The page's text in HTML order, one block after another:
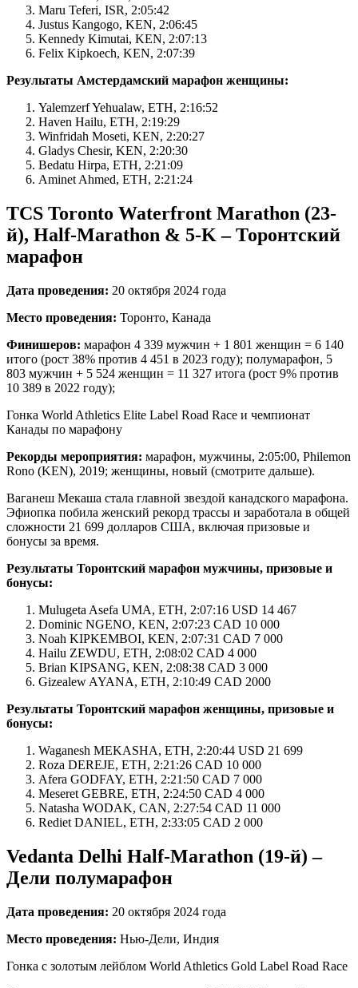
Maru Teferi, ISR, 2:05:42
Justus Kangogo, KEN, 2:06:45
Kennedy Kimutai, KEN, 2:07:13
Felix Kipkoech, KEN, 2:07:39
Результаты Амстердамский марафон женщины:
Yalemzerf Yehualaw, ETH, 2:16:52
Haven Hailu, ETH, 2:19:29
Winfridah Moseti, KEN, 2:20:27
Gladys Chesir, KEN, 2:20:30
Bedatu Hirpa, ETH, 2:21:09
Aminet Ahmed, ETH, 2:21:24
TCS Toronto Waterfront Marathon (23-
й), Half-Marathon & 5-K – Торонтский
марафон
Дата проведения: 20 октября 2024 года
Место проведения: Торонто, Канада
Финишеров: марафон 4 339 мужчин + 1 801 женщин = 6 140
итого (рост 38% против 4 451 в 2023 году); полумарафон, 5
803 мужчин + 5 524 женщин = 11 327 итога (рост 9% против
10 389 в 2022 году);
Гонка World Athletics Elite Label Road Race и чемпионат
Канады по марафону
Рекорды мероприятия: марафон, мужчины, 2:05:00, Philemon
Rono (KEN), 2019; женщины, новый (смотрите дальше).
Ваганеш Мекаша стала главной звездой канадского марафона.
Эфиопка побила женский рекорд трассы и заработала в общей
сложности 21 699 долларов США, включая призовые и
бонусы за время.
Результаты Торонтский марафон мужчины, призовые и
бонусы:
Mulugeta Asefa UMA, ETH, 2:07:16 USD 14 467
Dominic NGENO, KEN, 2:07:23 CAD 10 000
Noah KIPKEMBOI, KEN, 2:07:31 CAD 7 000
Hailu ZEWDU, ETH, 2:08:02 CAD 4 000
Brian KIPSANG, KEN, 2:08:38 CAD 3 000
Gizealew AYANA, ETH, 2:10:49 CAD 2000
Результаты Торонтский марафон женщины, призовые и
бонусы:
Waganesh MEKASHA, ETH, 2:20:44 USD 21 699
Roza DEREJE, ETH, 2:21:26 CAD 10 000
Afera GODFAY, ETH, 2:21:50 CAD 7 000
Meseret GEBRE, ETH, 2:24:50 CAD 4 000
Natasha WODAK, CAN, 2:27:54 CAD 11 000
Rediet DANIEL, ETH, 2:33:05 CAD 2 000
Vedanta Delhi Half-Marathon (19-й) –
Дели полумарафон
Дата проведения: 20 октября 2024 года
Место проведения: Нью-Дели, Индия
Гонка с золотым лейблом World Athletics Gold Label Road Race